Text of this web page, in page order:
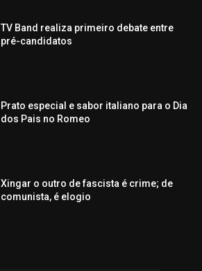
TV Band realiza primeiro debate entre
pré-candidatos
Prato especial e sabor italiano para o Dia
dos Pais no Romeo
Xingar o outro de fascista é crime; de
comunista, é elogio